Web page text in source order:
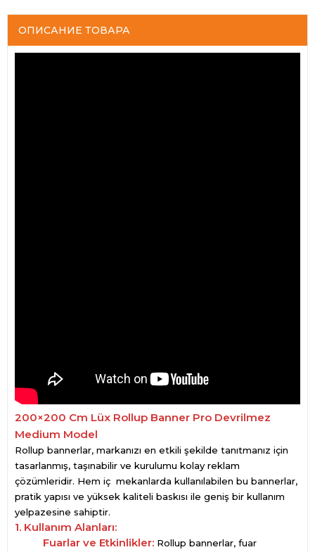
ОПИСАНИЕ ТОВАРА
200×200 Cm Lüx Rollup Banner Pro Devrilmez
Medium Model
Rollup bannerlar, markanızı en etkili şekilde tanıtmanız için
tasarlanmış, taşınabilir ve kurulumu kolay reklam
çözümleridir. Hem iç mekanlarda kullanılabilen bu bannerlar,
pratik yapısı ve yüksek kaliteli baskısı ile geniş bir kullanım
yelpazesine sahiptir.
1. Kullanım Alanları:
Fuarlar ve Etkinlikler: Rollup bannerlar, fuar